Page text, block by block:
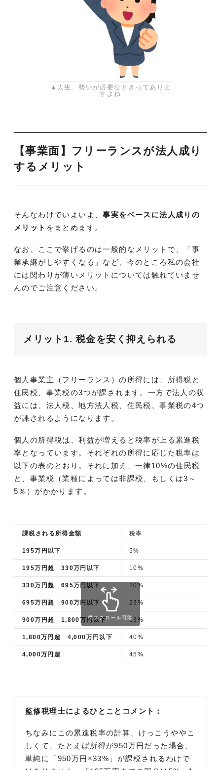
▲人生、勢いが必要なときってありま
すよね
【事業面】フリーランスが法人成り
するメリット
そんなわけでいよいよ、事実をベースに法人成りの
メリット をまとめます。
なお、ここで挙げるのは一般的なメリットで、「事
業承継がしやすくなる」など、今のところ私の会社
には関わりが薄いメリットについては触れていませ
んのでご注意ください。
メリット1. 税金を安く抑えられる
個人事業主（フリーランス）の所得には、所得税と
住民税、事業税の3つが課されます。一方で法人の収
益には、法人税、地方法人税、住民税、事業税の4つ
が課されるようになります。
個人の所得税は、利益が増えると税率が上る累進税
率となっています。それぞれの所得に応じた税率は
以下の表のとおり。それに加え、一律10%の住民税
と、事業税（業種によっては非課税、もしくは3～
5％）がかかります。
課税される所得金額 税率
195万円以下 5%
195万円超 330万円以下 10%
330万円超 695万円以下 20%
695万円超 900万円以下 23%
900万円超 1,800万円以下 33%
1,800万円超 4,000万円以下 40%
4,000万円超 45%
横スクロール可能
監修税理士によるひとことコメント：
ちなみにこの累進税率の計算、けっこうややこ
しくて、たとえば所得が950万円だった場合、
単純に「950万円×33%」が課税されるわけで